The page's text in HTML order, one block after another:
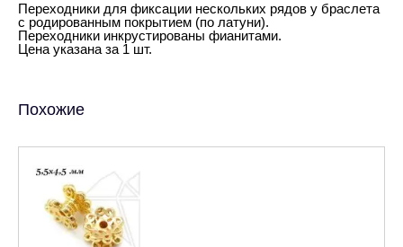
Переходники для фиксации нескольких рядов у браслета
с родированным покрытием (по латуни).
Переходники инкрустированы фианитами.
Цена указана за 1 шт.
Похожие